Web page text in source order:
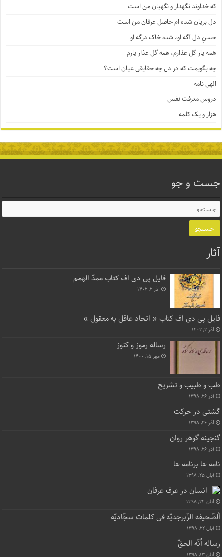
که خداوند نگهدار و نگهبان من است
دل بریان شده ام حاصل عرفان من است
حسنِ دل آگه او، شده خاک درگه او
همه یار گل عذارم، همه گل عذار یارم
چه بگویمت که در دل چه حقایقی عیان است؟
الهی نامه
دروس معرفت نفس
هزار و یک کلمه
جست و جو
آثار
فایل پی دی اف کتاب ممدّ الهمم
آذر ۲, ۱۴۰۲
فایل پی دی اف کتاب « اتحاد عاقل به معقول »
آذر ۲, ۱۴۰۲
رساله رموز و کنوز
مهر ۱۵, ۱۴۰۰
طب و طبیب و تشریح
آذر ۲۶, ۱۳۹۸
گشتی در حرکت
آذر ۲۶, ۱۳۹۸
گنجینه گوهر روان
آذر ۲۶, ۱۳۹۸
نامه ها برنامه ها
آبان ۲۵, ۱۳۹۸
انسان در عرف عرفان
آبان ۲۴, ۱۳۹۸
ألصّحیفه الزّبرجدیّه فی کلمات سجّادیّه
آبان ۲۲, ۱۳۹۸
رساله أنّه الحقّ
آبان ۱۳, ۱۳۹۸